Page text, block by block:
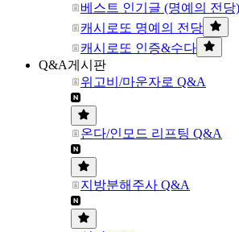
베스트 인기글 (명예의 전당)
캐시로또 명예의 전당
캐시로또 인증&수다
Q&A게시판
위고비/마운자로 Q&A
온다/인모드 리프팅 Q&A
지방분해주사 Q&A